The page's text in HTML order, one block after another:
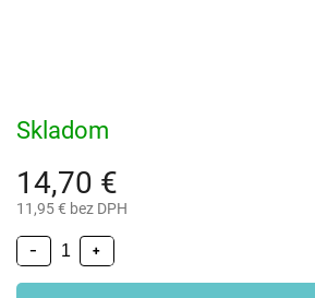
14,70 €
11,95 € bez DPH
Skladom
+
−